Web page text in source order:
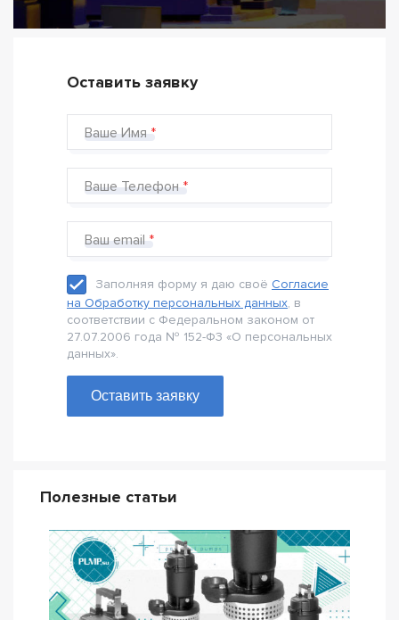
Оставить заявку
Ваше Имя
Ваше Телефон
Ваш email
Заполняя форму я даю своё Согласие
на Обработку персональных данных, в
соответствии с Федеральном законом от
27.07.2006 года № 152-Ф3 «О персональных
данных».
Оставить заявку
Полезные статьи